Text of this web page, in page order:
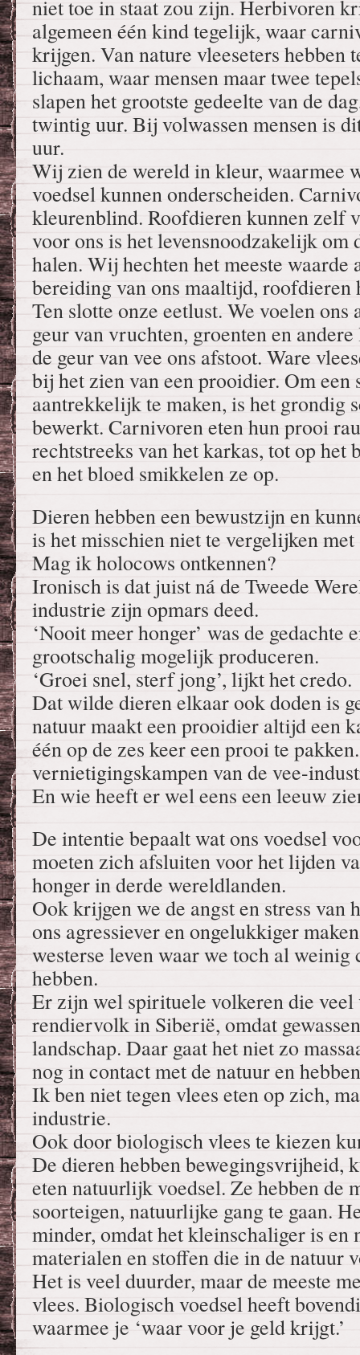
niet toe in staat zou zijn. Herbivoren
algemeen één kind tegelijk, waar
krijgen. Van nature vleeseters hebben
lichaam, waar mensen maar twee
slapen het grootste gedeelte van de
twintig uur. Bij volwassen mensen is
uur.
Wij zien de wereld in kleur, waarmee
voedsel kunnen onderscheiden.
kleurenblind. Roofdieren kunnen zelf
voor ons is het levensnoodzakelijk om
halen. Wij hechten het meeste waarde
bereiding van ons maaltijd, roofdieren
Ten slotte onze eetlust. We voelen ons
geur van vruchten, groenten en
de geur van vee ons afstoot. Ware
bij het zien van een prooidier. Om een
aantrekkelijk te maken, is het grondig
bewerkt. Carnivoren eten hun prooi
rechtstreeks van het karkas, tot op het
en het bloed smikkelen ze op.
Dieren hebben een bewustzijn en
is het misschien niet te vergelijken met
Mag ik holocows ontkennen?
Ironisch is dat juist ná de Tweede
industrie zijn opmars deed.
‘Nooit meer honger’ was de gedachte
grootschalig mogelijk produceren.
‘Groei snel, sterf jong’, lijkt het credo.
Dat wilde dieren elkaar ook doden is
natuur maakt een prooidier altijd een
één op de zes keer een prooi te
vernietigingskampen van de vee-
En wie heeft er wel eens een leeuw
De intentie bepaalt wat ons voedsel
moeten zich afsluiten voor het lijden
honger in derde wereldlanden.
Ook krijgen we de angst en stress van
ons agressiever en ongelukkiger
westerse leven waar we toch al weinig
hebben.
Er zijn wel spirituele volkeren die veel
rendiervolk in Siberië, omdat
landschap. Daar gaat het niet zo
nog in contact met de natuur en
Ik ben niet tegen vlees eten op zich,
industrie.
Ook door biologisch vlees te kiezen
De dieren hebben bewegingsvrijheid,
eten natuurlijk voedsel. Ze hebben de
soorteigen, natuurlijke gang te gaan.
minder, omdat het kleinschaliger is en
materialen en stoffen die in de natuur
Het is veel duurder, maar de meeste
vlees. Biologisch voedsel heeft
waarmee je ‘waar voor je geld krijgt.’